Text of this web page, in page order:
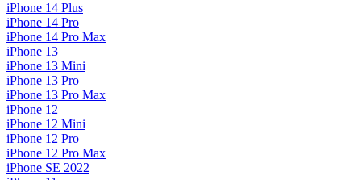
iPhone 14 Plus
iPhone 14 Pro
iPhone 14 Pro Max
iPhone 13
iPhone 13 Mini
iPhone 13 Pro
iPhone 13 Pro Max
iPhone 12
iPhone 12 Mini
iPhone 12 Pro
iPhone 12 Pro Max
iPhone SE 2022